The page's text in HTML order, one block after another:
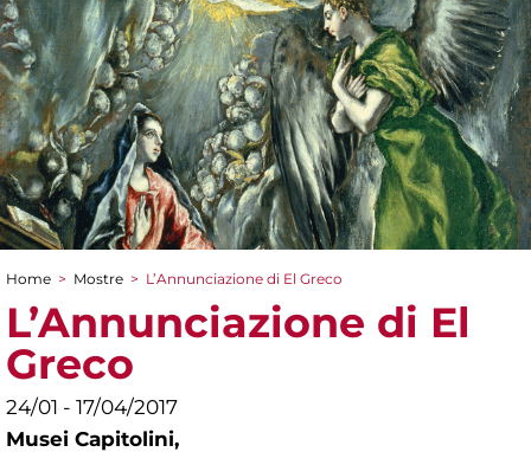
Tu sei qui
Home > Mostre > L’Annunciazione di El Greco
L’Annunciazione di El
Greco
24/01 - 17/04/2017
Musei Capitolini,